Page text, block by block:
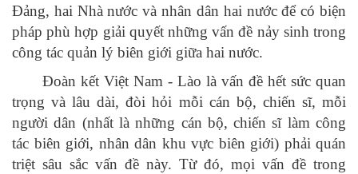
Đảng, hai Nhà nước và nhân dân hai nước để có biện
pháp phù hợp giải quyết những vấn đề nảy sinh trong
công tác quản lý biên giới giữa hai nước.
Đoàn kết Việt Nam - Lào là vấn đề hết sức quan
trọng và lâu dài, đòi hỏi mỗi cán bộ, chiến sĩ, mỗi
người dân (nhất là những cán bộ, chiến sĩ làm công
tác biên giới, nhân dân khu vực biên giới) phải quán
triệt sâu sắc vấn đề này. Từ đó, mọi vấn đề trong